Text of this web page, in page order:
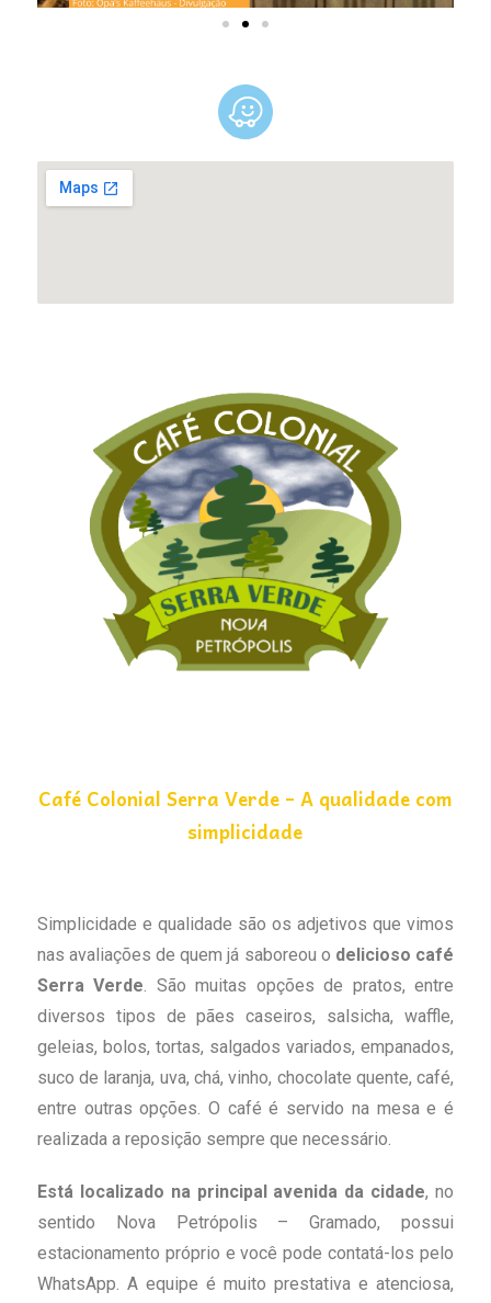
Café Colonial Serra Verde – A qualidade com
simplicidade
Simplicidade e qualidade são os adjetivos que vimos
nas avaliações de quem já saboreou o delicioso café
Serra Verde. São muitas opções de pratos, entre
diversos tipos de pães caseiros, salsicha, waffle,
geleias, bolos, tortas, salgados variados, empanados,
suco de laranja, uva, chá, vinho, chocolate quente, café,
entre outras opções. O café é servido na mesa e é
realizada a reposição sempre que necessário.
Está localizado na principal avenida da cidade, no
sentido Nova Petrópolis – Gramado, possui
estacionamento próprio e você pode contatá-los pelo
WhatsApp. A equipe é muito prestativa e atenciosa,